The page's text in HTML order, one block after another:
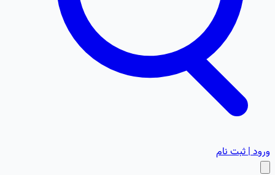
ورود | ثبت نام